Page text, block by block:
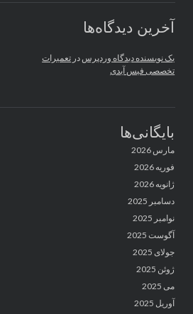
آخرین دیدگاه‌ها
یک نویسنده دیدگاه وردپرس در تعمیرات
تخصصی فیس آیدی
بایگانی‌ها
مارس 2026
فوریه 2026
ژانویه 2026
دسامبر 2025
نوامبر 2025
آگوست 2025
جولای 2025
ژوئن 2025
می 2025
آوریل 2025